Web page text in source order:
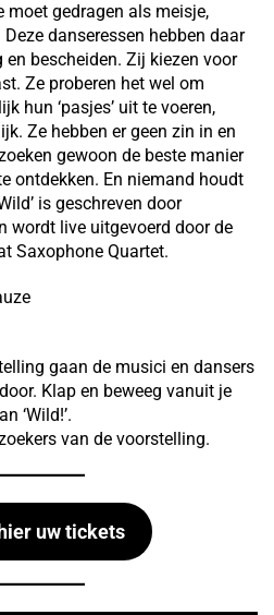
moet gedragen als meisje,
danseressen hebben daar
en bescheiden. Zij kiezen voor
Ze proberen het wel om
hun ‘pasjes’ uit te voeren,
Ze hebben er geen zin in en
gewoon de beste manier
ontdekken. En niemand houdt
is geschreven door
wordt live uitgevoerd door de
Saxophone Quartet.
gaan de musici en dansers
Klap en beweeg vanuit je
‘Wild!’.
van de voorstelling.
uw tickets